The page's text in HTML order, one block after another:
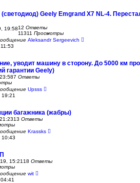
Geely Emgrand X7 NL-4.
19:5812 Ответы
11311 Просмотры
Aleksandr Sergeevich
уводит машину в сторону. До 5000 км
гарантии Geely)
7 Ответы
Upsss
19:21
багажника (жабры)
13 Ответы
Krassks
10:43
15:21 18 Ответы
wit